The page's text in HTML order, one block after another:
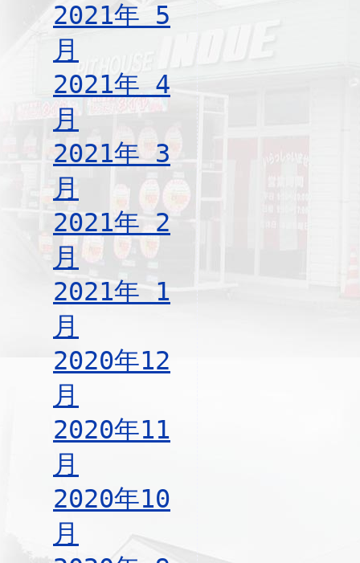
2021年 5
月
2021年 4
月
2021年 3
月
2021年 2
月
2021年 1
月
2020年12
月
2020年11
月
2020年10
月